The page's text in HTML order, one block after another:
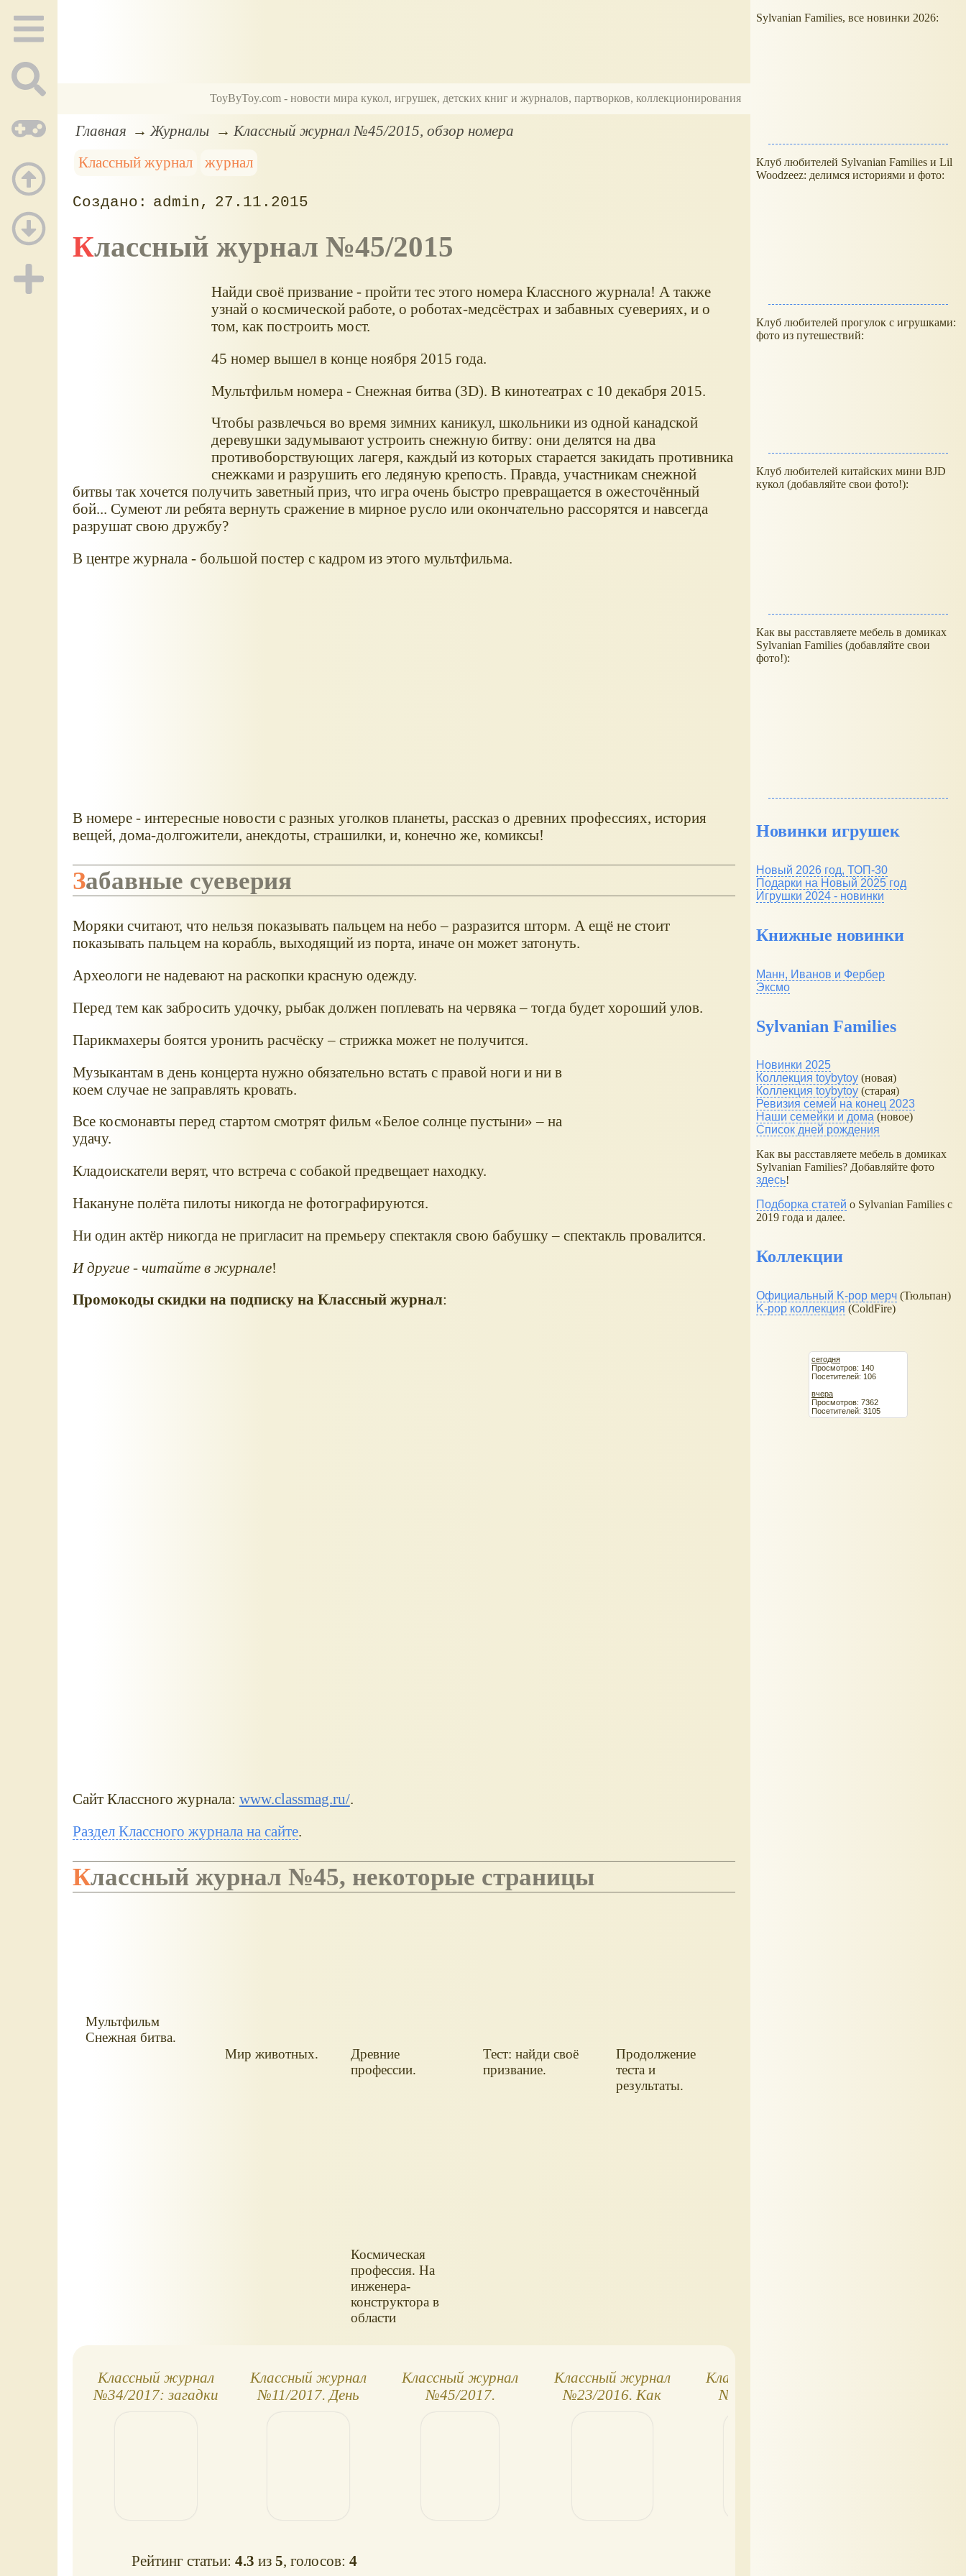
ToyByToy.com - новости мира кукол, игрушек, детских книг и журналов, партворков, коллекционирования
Главная Журналы
Классный журнал №45/2015, обзор номера
Классный журнал
журнал
admin 27.11.2015
Классный журнал №45/2015
Найди своё призвание - пройти тес этого номера Классного журнала! А также
узнай о космической работе, о роботах-медсёстрах и забавных суевериях, и о
том, как построить мост.
45 номер вышел в конце ноября 2015 года.
Мультфильм номера - Снежная битва (3D). В кинотеатрах с 10 декабря 2015.
Чтобы развлечься во время зимних каникул, школьники из одной канадской
деревушки задумывают устроить снежную битву: они делятся на два
противоборствующих лагеря, каждый из которых старается закидать противника
снежками и разрушить его ледяную крепость. Правда, участникам снежной
битвы так хочется получить заветный приз, что игра очень быстро превращается в ожесточённый
бой... Сумеют ли ребята вернуть сражение в мирное русло или окончательно рассорятся и навсегда
разрушат свою дружбу?
В центре журнала - большой постер с кадром из этого мультфильма.
В номере - интересные новости с разных уголков планеты, рассказ о древних профессиях, история
вещей, дома-долгожители, анекдоты, страшилки, и, конечно же, комиксы!
Забавные суеверия
Моряки считают, что нельзя показывать пальцем на небо – разразится шторм. А ещё не стоит
показывать пальцем на корабль, выходящий из порта, иначе он может затонуть.
Археологи не надевают на раскопки красную одежду.
Перед тем как забросить удочку, рыбак должен поплевать на червяка – тогда будет хороший улов.
Парикмахеры боятся уронить расчёску – стрижка может не получится.
Музыкантам в день концерта нужно обязательно встать с правой ноги и ни в
коем случае не заправлять кровать.
Все космонавты перед стартом смотрят фильм «Белое солнце пустыни» – на
удачу.
Кладоискатели верят, что встреча с собакой предвещает находку.
Накануне полёта пилоты никогда не фотографируются.
Ни один актёр никогда не пригласит на премьеру спектакля свою бабушку – спектакль провалится.
И другие - читайте в журнале!
Промокоды скидки на подписку на Классный журнал:
Сайт Классного журнала: www.classmag.ru/.
Раздел Классного журнала на сайте.
Классный журнал №45, некоторые страницы
Мультфильм
Снежная битва.
Мир животных.
Древние
профессии.
Тест: найди своё
призвание.
Продолжение
теста и
результаты.
Космическая
профессия. На
инженера-
конструктора в
области
технических,
аэрокосмических
Классный журнал
№34/2017: загадки
Классный журнал
№11/2017. День
Классный журнал
№45/2017.
Классный журнал
№23/2016. Как
Классный журнал
№25/2016. Да
Рейтинг статьи:4.3 из5, голосов:4
Sylvanian Families, все новинки 2026:
Клуб любителей Sylvanian Families и Lil
Woodzeez: делимся историями и фото:
Клуб любителей прогулок с игрушками:
фото из путешествий:
Клуб любителей китайских мини BJD
кукол (добавляйте свои фото!):
Как вы расставляете мебель в домиках
Sylvanian Families (добавляйте свои
фото!):
Новинки игрушек
Новый 2026 год, ТОП-30
Подарки на Новый 2025 год
Игрушки 2024 - новинки
Книжные новинки
Манн, Иванов и Фербер
Эксмо
Sylvanian Families
Новинки 2025
Коллекция toybytoy (новая)
Коллекция toybytoy (старая)
Ревизия семей на конец 2023
Наши семейки и дома (новое)
Список дней рождения
Как вы расставляете мебель в домиках
Sylvanian Families? Добавляйте фото
здесь!
Подборка статей о Sylvanian Families с
2019 года и далее.
Коллекции
Официальный K-pop мерч (Тюльпан)
K-pop коллекция (ColdFire)
сегодня
Просмотров: 140
Посетителей: 106
вчера
Просмотров: 7362
Посетителей: 3105